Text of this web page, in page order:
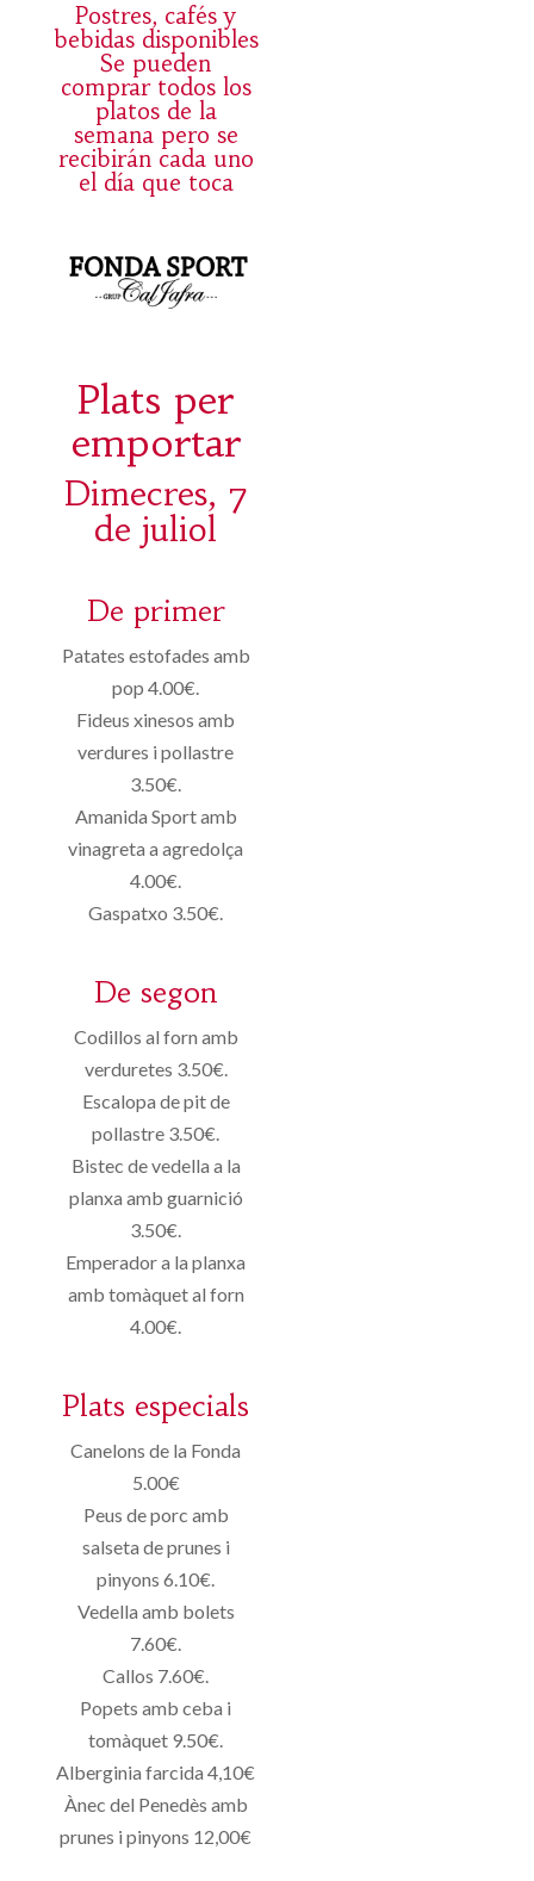
Postres, cafés y
bebidas disponibles
Se pueden
comprar todos los
platos de la
semana pero se
recibirán cada uno
el día que toca
Plats per
emportar
Dimecres, 7
de juliol
De primer
Patates estofades amb
pop 4.00€.
Fideus xinesos amb
verdures i pollastre
3.50€.
Amanida Sport amb
vinagreta a agredolça
4.00€.
Gaspatxo 3.50€.
De segon
Codillos al forn amb
verduretes 3.50€.
Escalopa de pit de
pollastre 3.50€.
Bistec de vedella a la
planxa amb guarnició
3.50€.
Emperador a la planxa
amb tomàquet al forn
4.00€.
Plats especials
Canelons de la Fonda
5.00€
Peus de porc amb
salseta de prunes i
pinyons 6.10€.
Vedella amb bolets
7.60€.
Callos 7.60€.
Popets amb ceba i
tomàquet 9.50€.
Alberginia farcida 4,10€
Ànec del Penedès amb
prunes i pinyons 12,00€